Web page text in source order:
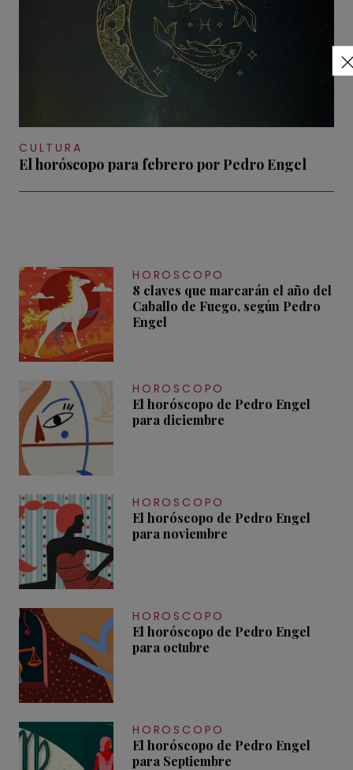
CULTURA
El horóscopo para febrero por Pedro Engel
HOROSCOPO
8 claves que marcarán el año del
Caballo de Fuego, según Pedro
Engel
HOROSCOPO
El horóscopo de Pedro Engel
para diciembre
HOROSCOPO
El horóscopo de Pedro Engel
para noviembre
HOROSCOPO
El horóscopo de Pedro Engel
para octubre
HOROSCOPO
El horóscopo de Pedro Engel
para Septiembre